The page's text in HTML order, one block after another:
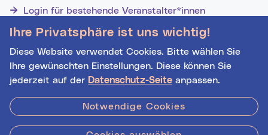
Datenquelle: basemap.at
Ihre Privatsphäre ist uns wichtig!
Diese Website verwendet Cookies. Bitte wählen Sie
Ihre gewünschten Einstellungen. Diese können Sie
jederzeit auf der Datenschutz-Seite anpassen.
Notwendige Cookies
Login für bestehende Veranstalter*innen
Noch nicht registriert? Werden Sie eine*r von 1629
Veranstalter*innen!